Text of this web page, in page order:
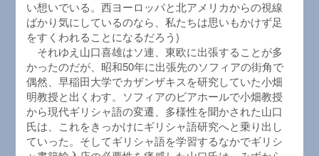
い想いでいる。西ヨーロッパと北アメリカからの視線
ばかり気にしているのなら、私たちは思いもかけず足
をすくわれることになるだろう)
それゆえ山口喜雄はソ連、東欧に出張することが多
かったのだが、昭和50年に出張先のソフィアの街角で
偶然、早稲田大学でカザンザキスを研究していた小畑
明教授と出くわす。ソフィアのビアホールで小畑教授
から現代ギリシャ語の変遷、多様性を聞かされた山口
氏は、これをきっかけにギリシャ語研究へと乗り出し
ていった。そしてギリシャ語を学習するなかでギリシ